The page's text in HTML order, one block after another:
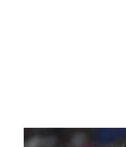
Équipe première